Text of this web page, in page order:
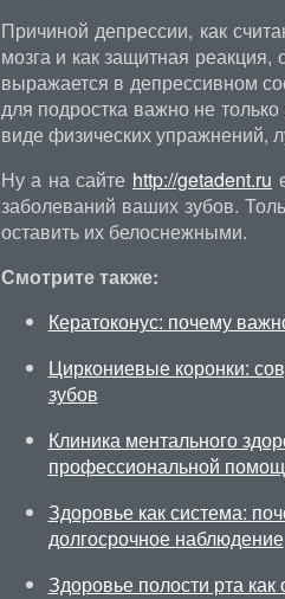
Причиной депрессии, как
мозга и как защитная реакция,
выражается в депрессивном
для подростка важно не
виде физических упражнений,
Ну а на сайте http://getadent.ru
заболеваний ваших зубов.
оставить их белоснежными.
Смотрите также:
Кератоконус: почему
Циркониевые коронки:
зубов
Клиника ментального
профессиональной
Здоровье как система:
долгосрочное наблюдение
Здоровье полости рта